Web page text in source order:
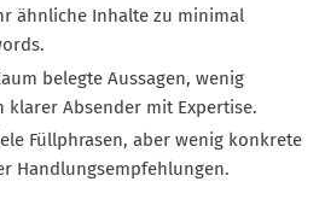
ähnliche Inhalte zu minimal
belegte Aussagen, wenig
klarer Absender mit Expertise.
Füllphrasen, aber wenig konkrete
Handlungsempfehlungen.